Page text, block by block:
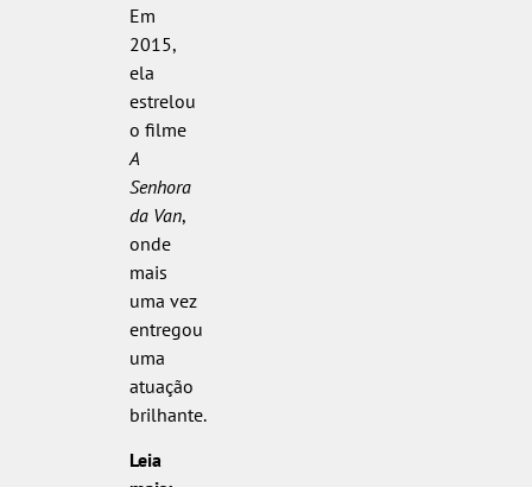
Em
2015,
ela
estrelou
o filme
A
Senhora
da Van,
onde
mais
uma vez
entregou
uma
atuação
brilhante.
Leia